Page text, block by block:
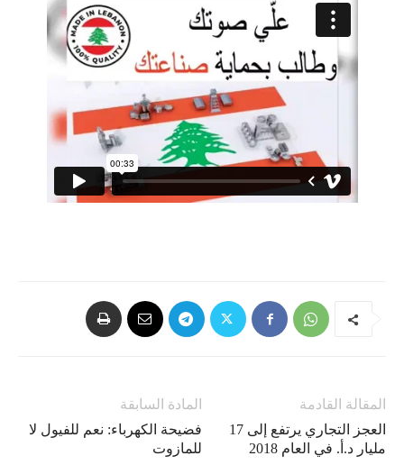
المادة السابقة
فضيحة الكهرباء: نعم للفيول لا
للمازوت
المقالة القادمة
العجز التجاري يرتفع إلى 17
مليار د.أ. في العام 2018